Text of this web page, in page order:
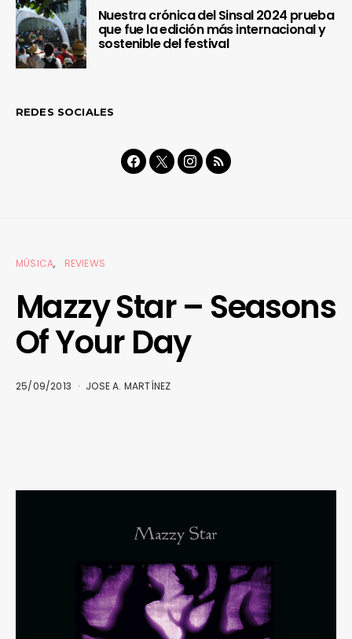
Nuestra crónica del Sinsal 2024 prueba
que fue la edición más internacional y
sostenible del festival
REDES SOCIALES
MÚSICA REVIEWS
Mazzy Star – Seasons
Of Your Day
25/09/2013 JOSE A. MARTÍNEZ